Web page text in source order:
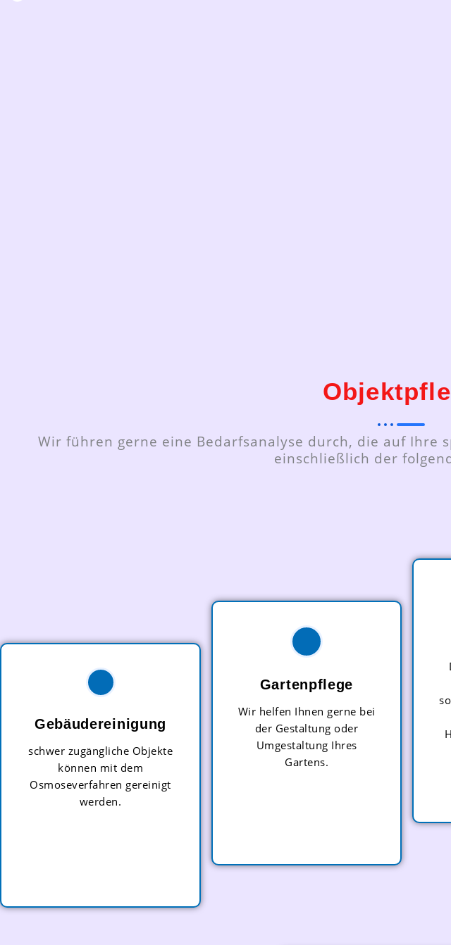
Wir führen gerne eine Bedarfsanalyse durch, die auf Ihre
einschließlich der
Gebäudereinigung
schwer zugängliche Objekte
können mit dem
Osmoseverfahren gereinigt
werden.
Gartenpflege
Wir helfen Ihnen gerne bei
der Gestaltung oder
Umgestaltung Ihres
Gartens.